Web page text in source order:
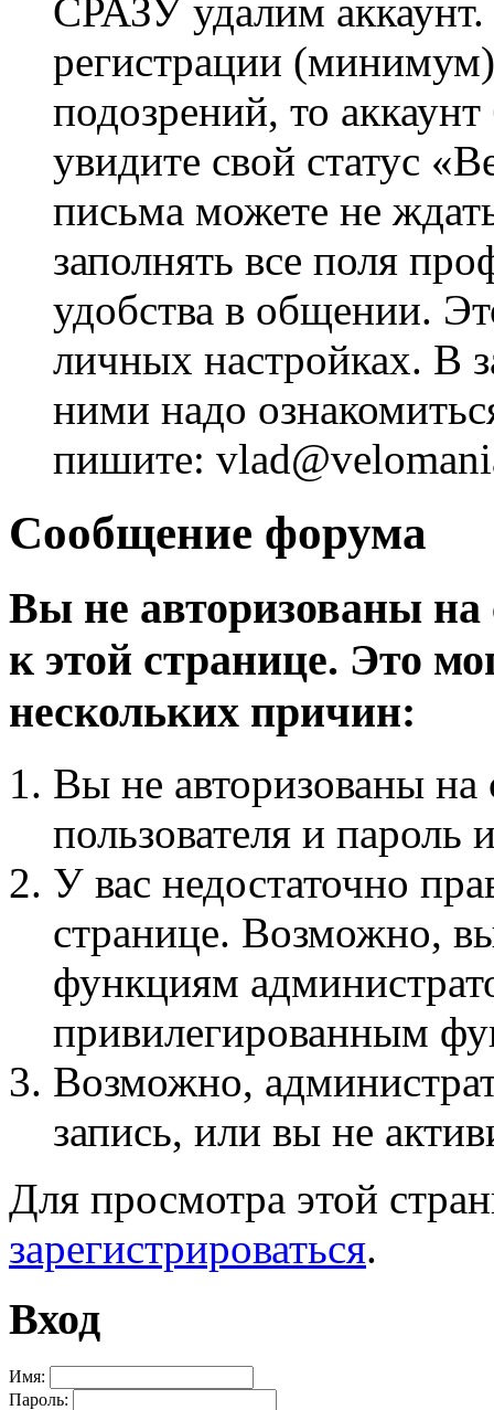
СРАЗУ удалим
регистрации
подозрений, то
увидите свой статус
письма можете не
заполнять все поля
удобства в общении.
личных настройках. В
ними надо
пишите:
Сообщение форума
Вы не авторизованы на
к этой странице. Это
нескольких причин:
Вы не авторизованы на
пользователя и пароль
У вас недостаточно
странице. Возможно,
функциям
привилегированным
Возможно,
запись, или вы не
Для просмотра этой
зарегистрироваться.
Вход
Имя:
Пароль: